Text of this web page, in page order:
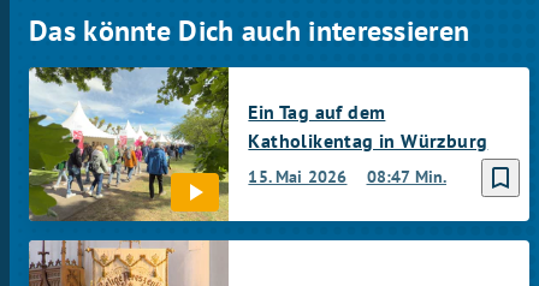
Das könnte Dich auch interessieren
bookmark_border
15. Mai 2026 08:47 Min.
Ein Tag auf dem
Katholikentag in Würzburg